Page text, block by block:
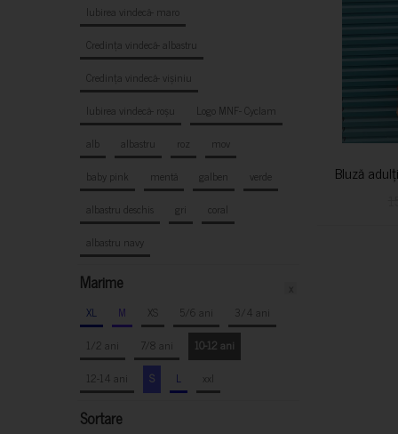
Iubirea vindecă- maro
Credința vindecă- albastru
Credința vindecă- vișiniu
Iubirea vindecă- roșu
Logo MNF- Cyclam
alb
albastru roz
mov
baby pink
mentă galben
verde
albastru deschis
gri
coral
albastru navy
Marime
XL M XS 5/6 ani
3/4 ani
1/2 ani
7/8 ani
10-12 ani
12-14 ani
S L xxl
Sortare
Bluză